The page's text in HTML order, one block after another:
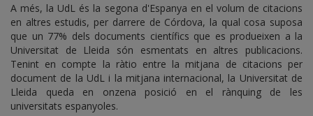
A més, la UdL és la segona d'Espanya en el volum de citacions
en altres estudis, per darrere de Córdova, la qual cosa suposa
que un 77% dels documents científics que es produeixen a la
Universitat de Lleida són esmentats en altres publicacions.
Tenint en compte la ràtio entre la mitjana de citacions per
document de la UdL i la mitjana internacional, la Universitat de
Lleida queda en onzena posició en el rànquing de les
universitats espanyoles.